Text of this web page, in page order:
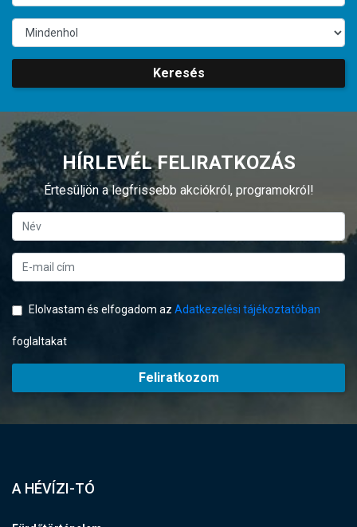
Keresés
HÍRLEVÉL FELIRATKOZÁS
Értesüljön a legfrissebb akciókról, programokról!
Elolvastam és elfogadom az Adatkezelési tájékoztatóban
foglaltakat
Feliratkozom
A HÉVÍZI-TÓ